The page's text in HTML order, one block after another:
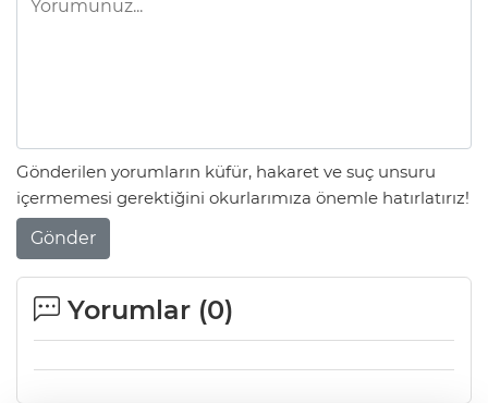
Gönderilen yorumların küfür, hakaret ve suç unsuru
içermemesi gerektiğini okurlarımıza önemle hatırlatırız!
Gönder
Yorumlar (0)